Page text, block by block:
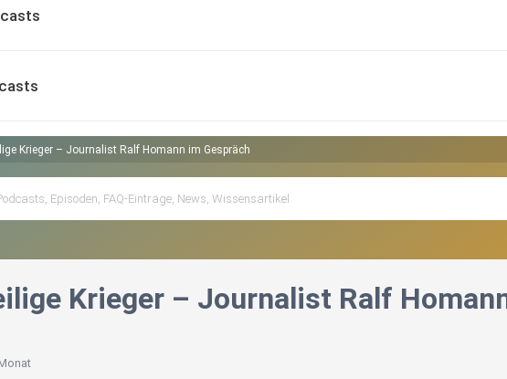
Krieger – Journalist Ralf Homann im Gespräch
Krieger – Journalist Ralf